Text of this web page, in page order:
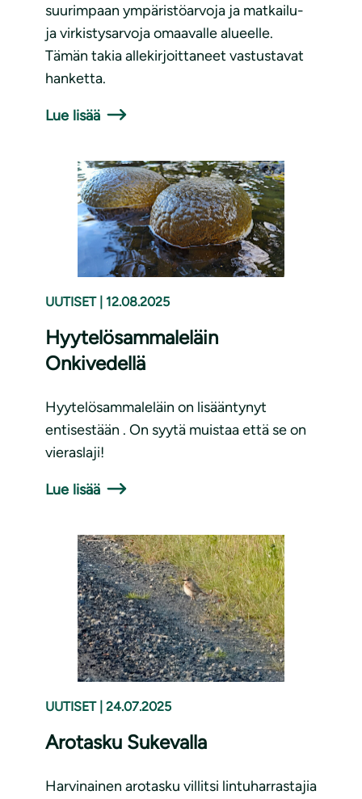
suurimpaan ympäristöarvoja ja matkailu-
ja virkistysarvoja omaavalle alueelle.
Tämän takia allekirjoittaneet vastustavat
hanketta.
Lue lisää
UUTISET 12.08.2025
Hyytelösammaleläin
Onkivedellä
Hyytelösammaleläin on lisääntynyt
entisestään . On syytä muistaa että se on
vieraslaji!
Lue lisää
UUTISET 24.07.2025
Arotasku Sukevalla
Harvinainen arotasku villitsi lintuharrastajia